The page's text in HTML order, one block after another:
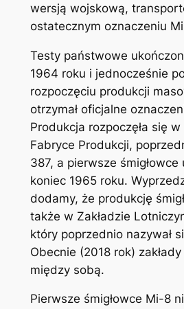
wersją wojskową,
ostatecznym oznaczeniu
Testy państwowe
1964 roku i jednocześnie
rozpoczęciu produkcji
otrzymał oficjalne
Produkcja rozpoczęła się
Fabryce Produkcji,
387, a pierwsze śmigłowce
koniec 1965 roku.
dodamy, że produkcję
także w Zakładzie
który poprzednio nazywał
Obecnie (2018 rok)
między sobą.
Pierwsze śmigłowce Mi-8